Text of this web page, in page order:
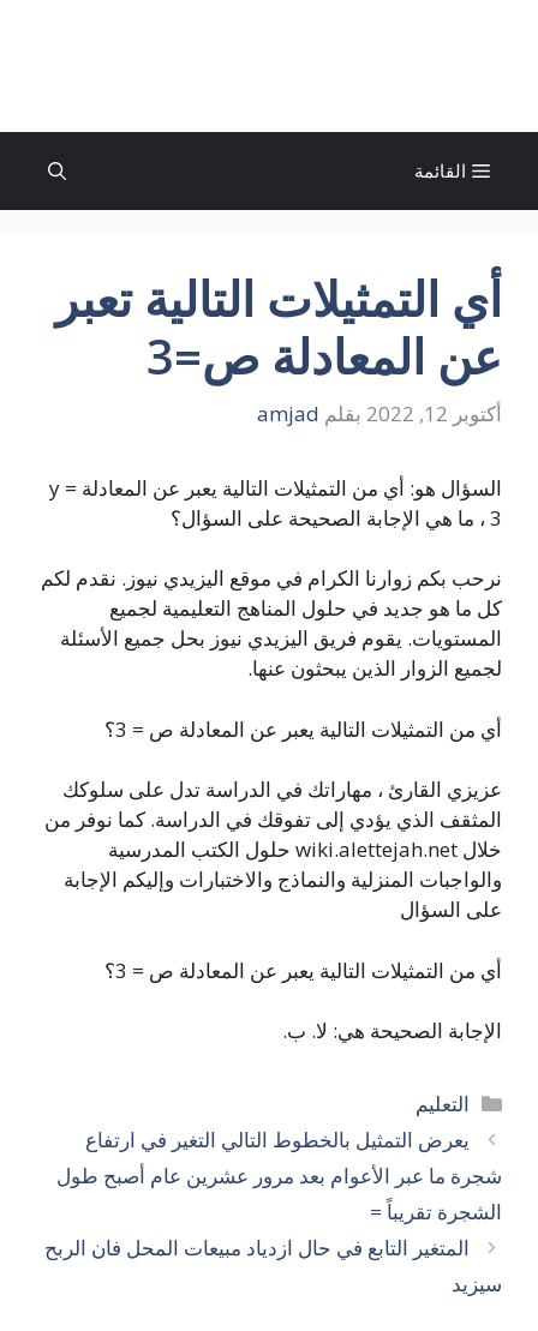
القائمة
أي التمثيلات التالية تعبر
عن المعادلة ص=3
أكتوبر 12, 2022 بقلم amjad
السؤال هو: أي من التمثيلات التالية يعبر عن المعادلة y =
3 ، ما هي الإجابة الصحيحة على السؤال؟
نرحب بكم زوارنا الكرام في موقع اليزيدي نيوز. نقدم لكم
كل ما هو جديد في حلول المناهج التعليمية لجميع
المستويات. يقوم فريق اليزيدي نيوز بحل جميع الأسئلة
لجميع الزوار الذين يبحثون عنها.
أي من التمثيلات التالية يعبر عن المعادلة ص = 3؟
عزيزي القارئ ، مهاراتك في الدراسة تدل على سلوكك
المثقف الذي يؤدي إلى تفوقك في الدراسة. كما نوفر من
خلال wiki.alettejah.net حلول الكتب المدرسية
والواجبات المنزلية والنماذج والاختبارات وإليكم الإجابة
على السؤال
أي من التمثيلات التالية يعبر عن المعادلة ص = 3؟
الإجابة الصحيحة هي: لا. ب.
التصنيفات
التعليم
يعرض التمثيل بالخطوط التالي التغير في ارتفاع
شجرة ما عبر الأعوام بعد مرور عشرين عام أصبح طول
الشجرة تقريباً =
المتغير التابع في حال ازدياد مبيعات المحل فان الربح
سيزيد